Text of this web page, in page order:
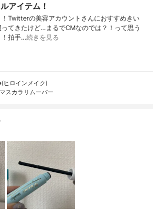
アイテム！
Twitterの美容アカウントさんにおすすめきい
てきたけど…まるでCMなのでは？！って思う
！拍手…続きを見る
ヒロインメイク)
スカラリムーバー